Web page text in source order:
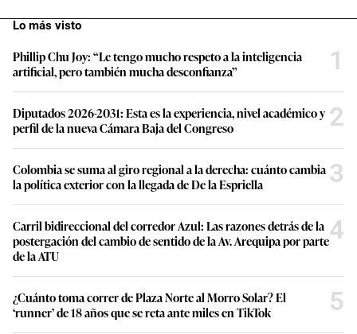
Lo más visto
Phillip Chu Joy: “Le tengo mucho respeto a la inteligencia
artificial, pero también mucha desconfianza”
1
Diputados 2026-2031: Esta es la experiencia, nivel académico y
perfil de la nueva Cámara Baja del Congreso
2
Colombia se suma al giro regional a la derecha: cuánto cambia
la política exterior con la llegada de De la Espriella
3
Carril bidireccional del corredor Azul: Las razones detrás de la
postergación del cambio de sentido de la Av. Arequipa por parte
de la ATU
4
¿Cuánto toma correr de Plaza Norte al Morro Solar? El
‘runner’ de 18 años que se reta ante miles en TikTok
5